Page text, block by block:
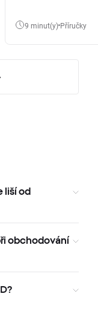
9 minut(y) Příručky
liší od
obchodování